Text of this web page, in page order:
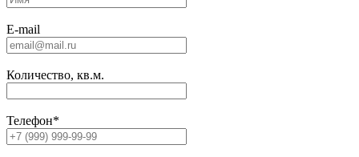
E-mail
Количество, кв.м.
Телефон*